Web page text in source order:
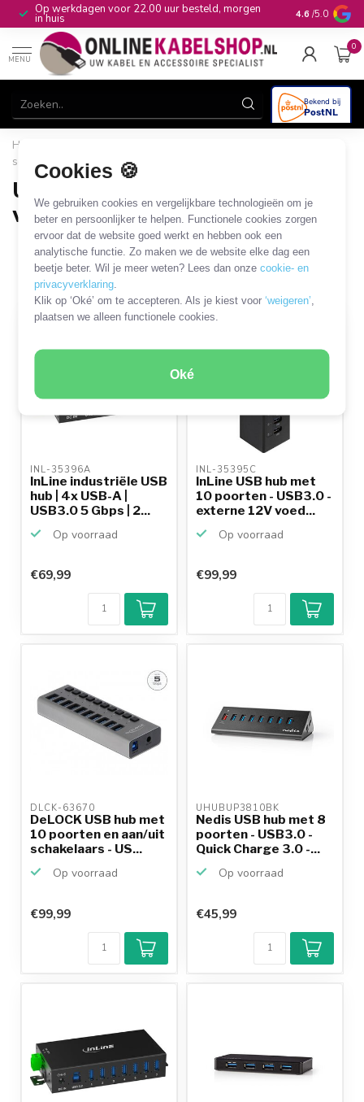
Cookies 🍪
We gebruiken cookies en vergelijkbare technologieën om je
beter en persoonlijker te helpen. Functionele cookies zorgen
ervoor dat de website goed werkt en hebben ook een
analytische functie. Zo maken we de website elke dag een
beetje beter. Wil je meer weten? Lees dan onzecookie- en
privacyverklaring
Klik op ‘Oké’ om te accepteren. Als je kiest voor‘weigeren’
plaatsen we alleen functionele cookies.
Oké
Op werkdagen voor 22.00 uur besteld, morgen
in huis 10+jaar
4.6 /5.0
MENU
0
Home
schakelaars
USB3.0 USB-A hubs / externe voeding
USB3.0 USB-A hubs / externe
voeding
20 PRODUCTEN
Filters
INL-35396A
InLine industriële USB
hub | 4x USB-A |
USB3.0 5 Gbps | 2...
Op voorraad
€69,99
INL-35395C
InLine USB hub met
10 poorten - USB3.0 -
externe 12V voed...
Op voorraad
€99,99
DLCK-63670
DeLOCK USB hub met
10 poorten en aan/uit
schakelaars - US...
Op voorraad
€99,99
UHUBUP3810BK
Nedis USB hub met 8
poorten - USB3.0 -
Quick Charge 3.0 -...
Op voorraad
€45,99